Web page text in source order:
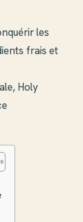
les
frais et
Holy